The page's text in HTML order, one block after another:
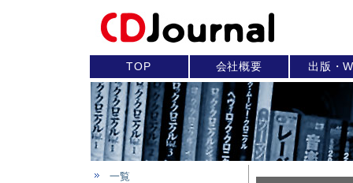
TOP 会社概要 出版・
一覧